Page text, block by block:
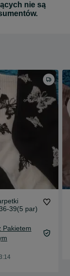
nie są
39(5 par)
Pakietem